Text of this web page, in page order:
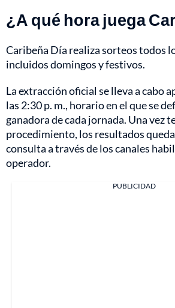
¿A qué hora juega
Caribeña Día realiza sorteos todos
incluidos domingos y festivos.
La extracción oficial se lleva a cabo
las 2:30 p. m., horario en el que se
ganadora de cada jornada. Una vez
procedimiento, los resultados
consulta a través de los canales
operador.
PUBLICIDAD